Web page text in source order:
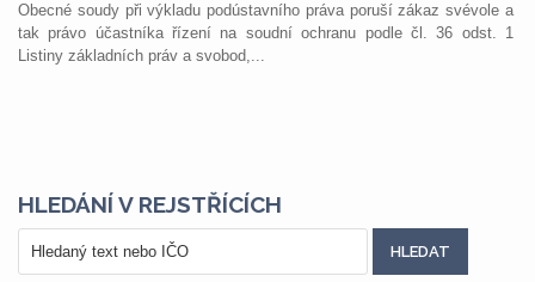
Obecné soudy při výkladu podústavního práva poruší zákaz svévole a
tak právo účastníka řízení na soudní ochranu podle čl. 36 odst. 1
Listiny základních práv a svobod,...
HLEDÁNÍ V REJSTŘÍCÍCH